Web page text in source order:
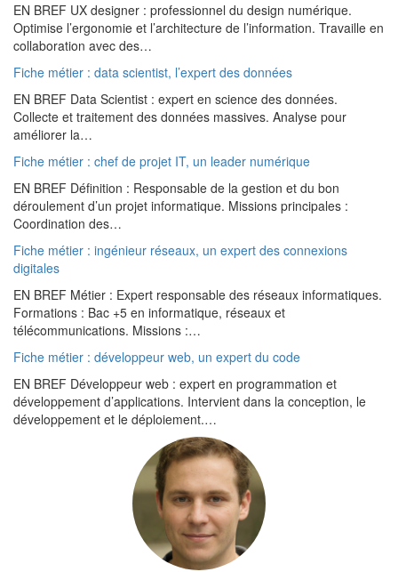
EN BREF UX designer : professionnel du design numérique.
Optimise l’ergonomie et l’architecture de l’information. Travaille en
collaboration avec des…
Fiche métier : data scientist, l’expert des données
EN BREF Data Scientist : expert en science des données.
Collecte et traitement des données massives. Analyse pour
améliorer la…
Fiche métier : chef de projet IT, un leader numérique
EN BREF Définition : Responsable de la gestion et du bon
déroulement d’un projet informatique. Missions principales :
Coordination des…
Fiche métier : ingénieur réseaux, un expert des connexions
digitales
EN BREF Métier : Expert responsable des réseaux informatiques.
Formations : Bac +5 en informatique, réseaux et
télécommunications. Missions :…
Fiche métier : développeur web, un expert du code
EN BREF Développeur web : expert en programmation et
développement d’applications. Intervient dans la conception, le
développement et le déploiement.…